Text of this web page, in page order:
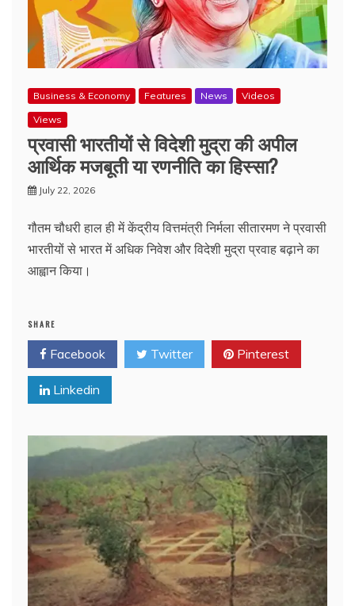
Business & Economy Features News
Videos
Views
प्रवासी भारतीयों से विदेशी मुद्रा की अपील
आर्थिक मजबूती या रणनीति का हिस्सा?
July 22, 2026
गौतम चौधरी हाल ही में केंद्रीय वित्तमंत्री निर्मला सीतारमण ने प्रवासी
भारतीयों से भारत में अधिक निवेश और विदेशी मुद्रा प्रवाह बढ़ाने का
आह्वान किया।
SHARE
Facebook Twitter Pinterest
Linkedin